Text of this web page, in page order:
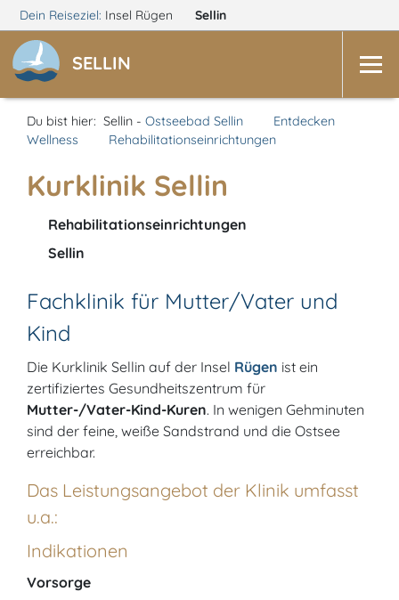
Dein Reiseziel: Insel Rügen Sellin
SELLIN
Du bist hier: Sellin - Ostseebad Sellin
Entdecken
Wellness
Rehabilitationseinrichtungen
Kurklinik Sellin
Rehabilitationseinrichtungen
Sellin
Fachklinik für Mutter/Vater und
Kind
Die Kurklinik Sellin auf der Insel Rügen ist ein
zertifiziertes Gesundheitszentrum für
Mutter-/Vater-Kind-Kuren. In wenigen Gehminuten
sind der feine, weiße Sandstrand und die Ostsee
erreichbar.
Das Leistungsangebot der Klinik umfasst
u.a.:
Indikationen
Vorsorge